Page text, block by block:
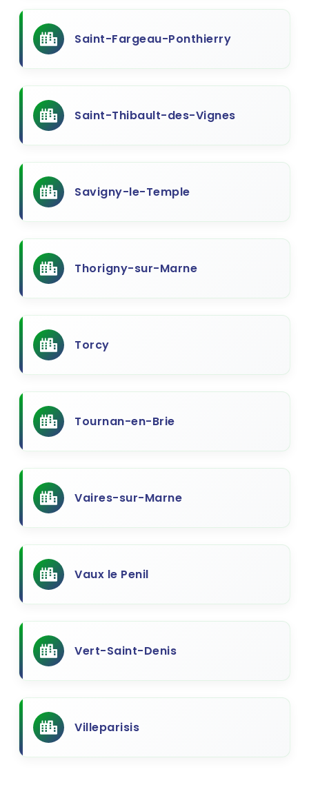
Saint-Fargeau-Ponthierry
Saint-Thibault-des-Vignes
Savigny-le-Temple
Thorigny-sur-Marne
Torcy
Tournan-en-Brie
Vaires-sur-Marne
Vaux le Penil
Vert-Saint-Denis
Villeparisis